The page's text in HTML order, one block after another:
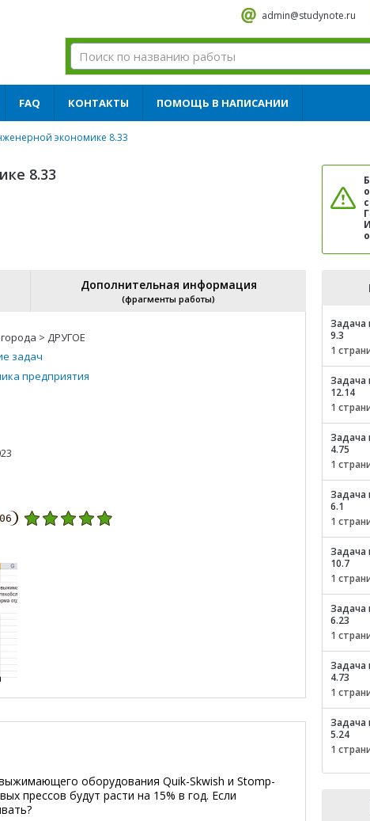
admin@studynote.ru
FAQ КОНТАКТЫ ПОМОЩЬ В НАПИСАНИИ
экономике 8.33
8.33
Дополнительная информация
(фрагменты работы)
> ДРУГОЕ
задач
предприятия
06
оборудования Quik-Skwish и Stomp-
прессов будут расти на 15% в год. Если
Задача
9.3
1
Задача
12.14
1
Задача
4.75
1
Задача
6.1
1
Задача
10.7
1
Задача
6.23
1
Задача
4.73
1
Задача
5.24
1